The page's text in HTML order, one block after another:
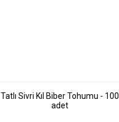
Tatlı Sivri Kıl Biber Tohumu - 100
adet